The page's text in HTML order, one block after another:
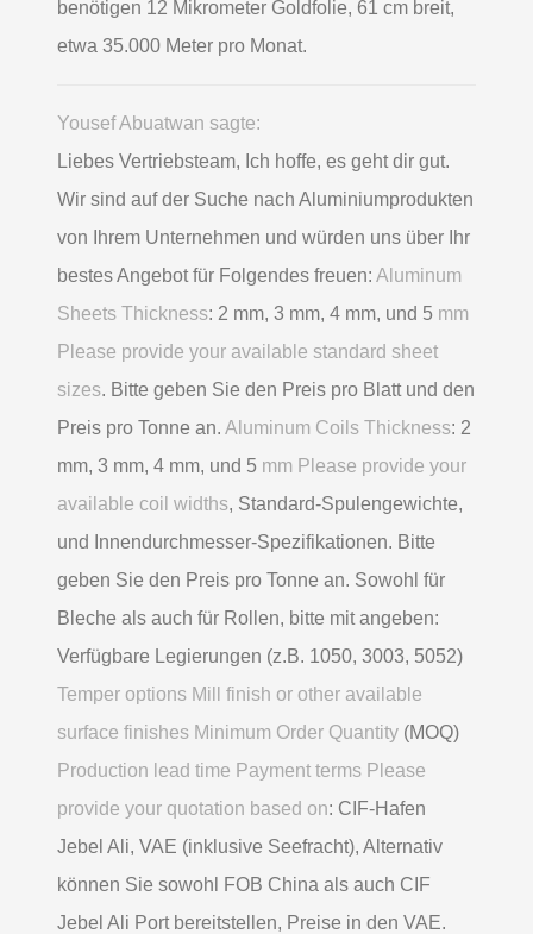
benötigen 12 Mikrometer Goldfolie, 61 cm breit,
etwa 35.000 Meter pro Monat.
Yousef Abuatwan sagte:
Liebes Vertriebsteam, Ich hoffe, es geht dir gut.
Wir sind auf der Suche nach Aluminiumprodukten
von Ihrem Unternehmen und würden uns über Ihr
bestes Angebot für Folgendes freuen: Aluminum
Sheets Thickness: 2 mm, 3 mm, 4 mm, und 5 mm
Please provide your available standard sheet
sizes. Bitte geben Sie den Preis pro Blatt und den
Preis pro Tonne an. Aluminum Coils Thickness: 2
mm, 3 mm, 4 mm, und 5 mm Please provide your
available coil widths, Standard-Spulengewichte,
und Innendurchmesser-Spezifikationen. Bitte
geben Sie den Preis pro Tonne an. Sowohl für
Bleche als auch für Rollen, bitte mit angeben:
Verfügbare Legierungen (z.B. 1050, 3003, 5052)
Temper options Mill finish or other available
surface finishes Minimum Order Quantity (MOQ)
Production lead time Payment terms Please
provide your quotation based on: CIF-Hafen
Jebel Ali, VAE (inklusive Seefracht), Alternativ
können Sie sowohl FOB China als auch CIF
Jebel Ali Port bereitstellen, Preise in den VAE.